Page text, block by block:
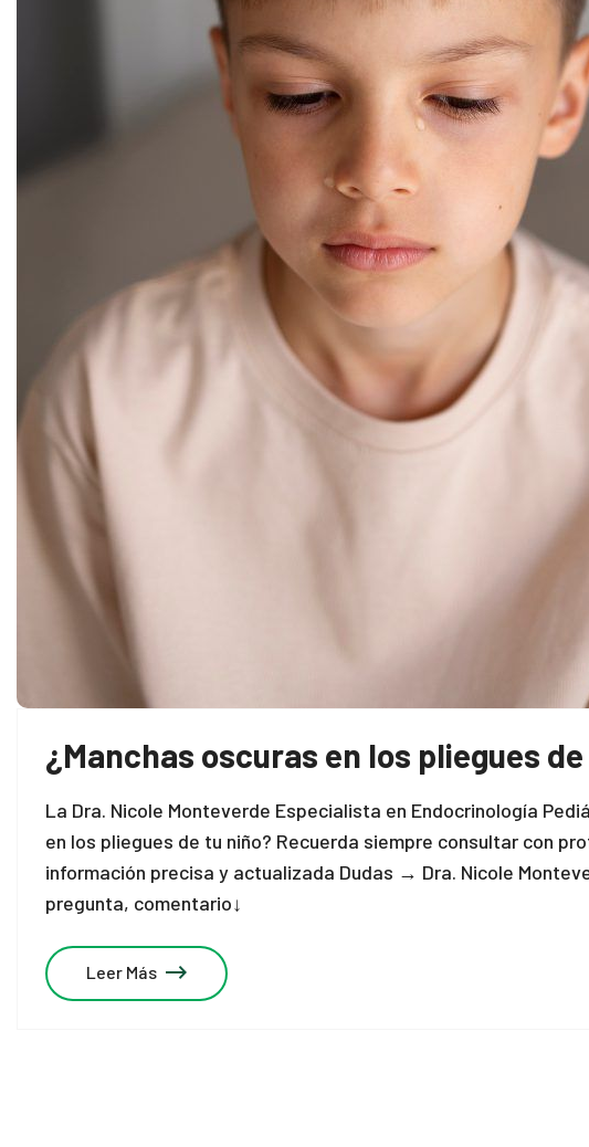
¿Manchas oscuras en los pliegues
La Dra. Nicole Monteverde Especialista en Endocrinología
en los pliegues de tu niño? Recuerda siempre consultar con
información precisa y actualizada Dudas → Dra. Nicole
pregunta, comentario↓
Leer Más